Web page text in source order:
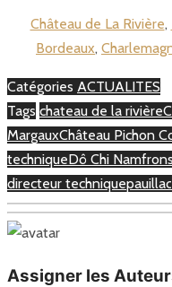
Château de La Rivière,
Bordeaux,
Catégories ACTUALITES
Tags chateau de la rivière
MargauxChâteau Pichon
techniqueDô Chi Nam
directeur techniquepauillac
Assigner les